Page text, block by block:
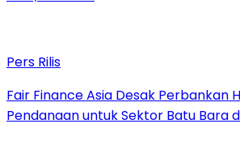
Pers Rilis
Fair Finance Asia Desak Perbankan
Pendanaan untuk Sektor Batu Bara